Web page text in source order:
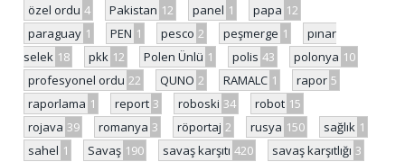
özel ordu 4 Pakistan 12 panel 1 papa 12
paraguay 1 PEN 1 pesco 2 peşmerge 1
pınar
selek 18 pkk 12 Polen Ünlü 1 polis 43 polonya 10
profesyonel ordu 22 QUNO 2 RAMALC 1 rapor 5
raporlama 1 report 3 roboski 34 robot 15
rojava 39 romanya 3 röportaj 2 rusya 150 sağlık 1
sahel 1 Savaş 190 savaş karşıtı 420 savaş karşıtlığı 3